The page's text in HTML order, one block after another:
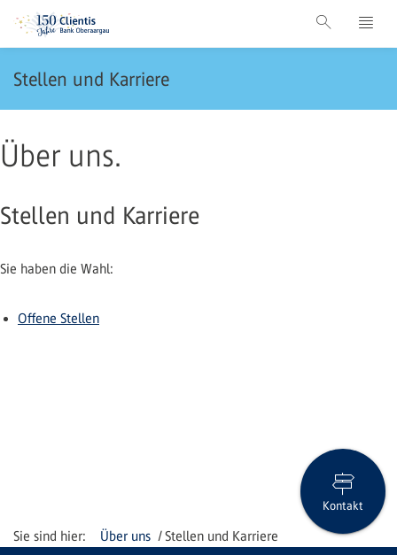
Stellen und Karriere
Über uns.
Stellen und Karriere
Sie haben die Wahl:
Offene Stellen
Über uns Stellen und Karriere
Kontakt